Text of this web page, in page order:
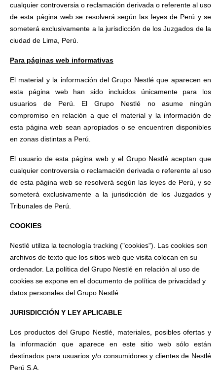
cualquier controversia o reclamación derivada o referente al uso
de esta página web se resolverá según las leyes de Perú y se
someterá exclusivamente a la jurisdicción de los Juzgados de la
ciudad de Lima, Perú.
Para páginas web informativas
El material y la información del Grupo Nestlé que aparecen en
esta página web han sido incluidos únicamente para los
usuarios de Perú. El Grupo Nestlé no asume ningún
compromiso en relación a que el material y la información de
esta página web sean apropiados o se encuentren disponibles
en zonas distintas a Perú.
El usuario de esta página web y el Grupo Nestlé aceptan que
cualquier controversia o reclamación derivada o referente al uso
de esta página web se resolverá según las leyes de Perú, y se
someterá exclusivamente a la jurisdicción de los Juzgados y
Tribunales de Perú.
COOKIES
Nestlé utiliza la tecnología tracking ("cookies"). Las cookies son
archivos de texto que los sitios web que visita colocan en su
ordenador. La política del Grupo Nestlé en relación al uso de
cookies se expone en el documento de política de privacidad y
datos personales del Grupo Nestlé
JURISDICCIÓN Y LEY APLICABLE
Los productos del Grupo Nestlé, materiales, posibles ofertas y
la información que aparece en este sitio web sólo están
destinados para usuarios y/o consumidores y clientes de Nestlé
Perú S.A.